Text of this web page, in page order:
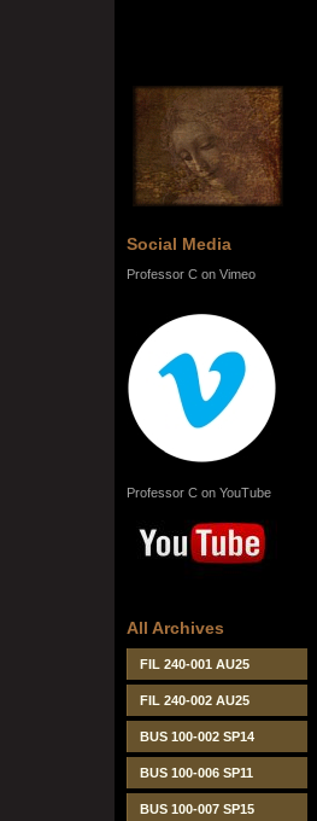
Social Media
Professor C on Vimeo
Professor C on YouTube
All Archives
FIL 240-001 AU25
FIL 240-002 AU25
BUS 100-002 SP14
BUS 100-006 SP11
BUS 100-007 SP15